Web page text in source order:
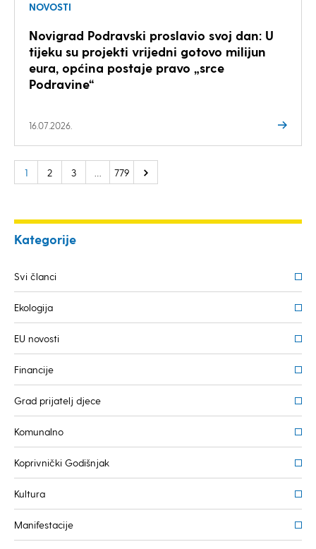
Kategorije
Svi članci
Ekologija
EU novosti
Financije
Grad prijatelj djece
Komunalno
Koprivnički Godišnjak
Kultura
Manifestacije
NOVOSTI
Novigrad Podravski proslavio svoj dan: U
tijeku su projekti vrijedni gotovo milijun
eura, općina postaje pravo „srce
Podravine“
16.07.2026.
1 2 3 779